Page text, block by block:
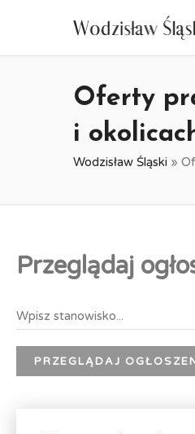
Oferty
i
Wodzisław Śląski »
Przeglądaj